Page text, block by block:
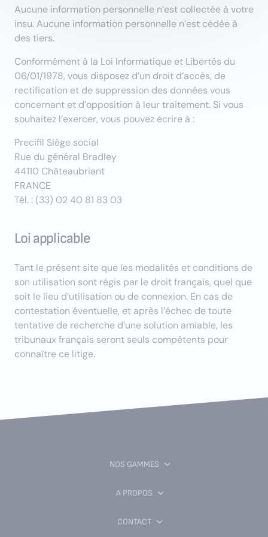
Aucune information personnelle n’est collectée à votre
insu. Aucune information personnelle n’est cédée à
des tiers.
Conformément à la Loi Informatique et Libertés du
06/01/1978, vous disposez d’un droit d’accès, de
rectification et de suppression des données vous
concernant et d’opposition à leur traitement. Si vous
souhaitez l’exercer, vous pouvez écrire à :
Precifil Siège social
Rue du général Bradley
44110 Châteaubriant
FRANCE
Tél. : (33) 02 40 81 83 03
Loi applicable
Tant le présent site que les modalités et conditions de
son utilisation sont régis par le droit français, quel que
soit le lieu d’utilisation ou de connexion. En cas de
contestation éventuelle, et après l’échec de toute
tentative de recherche d’une solution amiable, les
tribunaux français seront seuls compétents pour
connaître ce litige.
NOS GAMMES
A PROPOS
CONTACT